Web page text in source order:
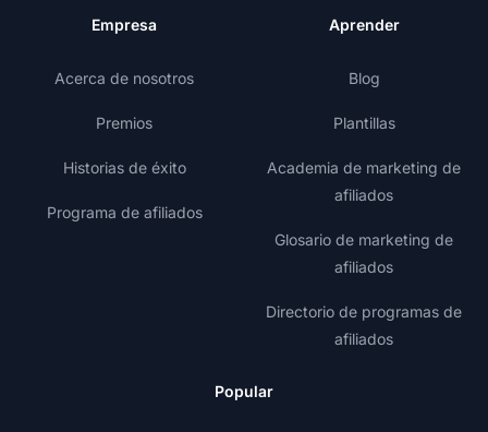
Empresa
Acerca de nosotros
Premios
Historias de éxito
Programa de afiliados
Aprender
Blog
Plantillas
Academia de marketing de
afiliados
Glosario de marketing de
afiliados
Directorio de programas de
afiliados
Popular